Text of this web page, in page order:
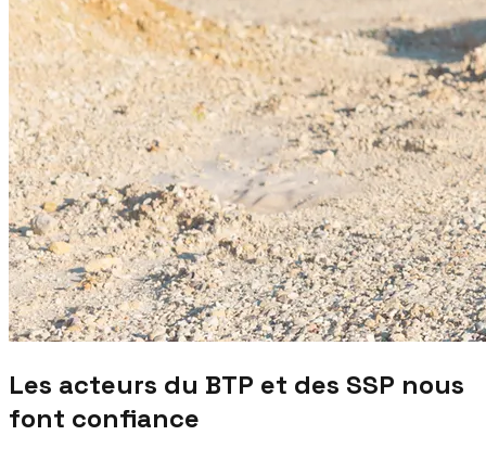
Les acteurs du BTP et des SSP nous
font confiance